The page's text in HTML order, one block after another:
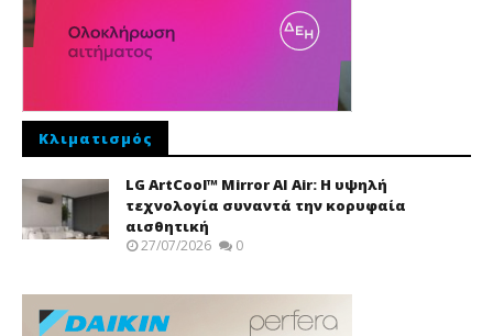
Κλιματισμός
LG ArtCool™ Mirror AI Air: Η υψηλή
τεχνολογία συναντά την κορυφαία
αισθητική
27/07/2026 0